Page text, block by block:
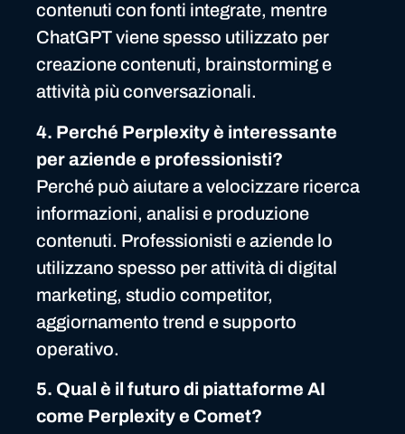
contenuti con fonti integrate, mentre
ChatGPT viene spesso utilizzato per
creazione contenuti, brainstorming e
attività più conversazionali.
4. Perché Perplexity è interessante
per aziende e professionisti?
Perché può aiutare a velocizzare ricerca
informazioni, analisi e produzione
contenuti. Professionisti e aziende lo
utilizzano spesso per attività di digital
marketing, studio competitor,
aggiornamento trend e supporto
operativo.
5. Qual è il futuro di piattaforme AI
come Perplexity e Comet?